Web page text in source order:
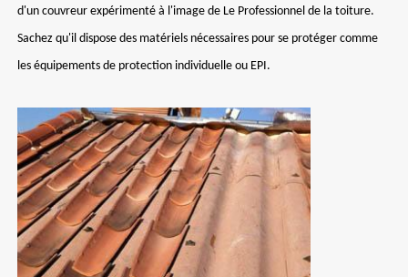
d'un couvreur expérimenté à l'image de Le Professionnel de la toiture.
Sachez qu'il dispose des matériels nécessaires pour se protéger comme
les équipements de protection individuelle ou EPI.